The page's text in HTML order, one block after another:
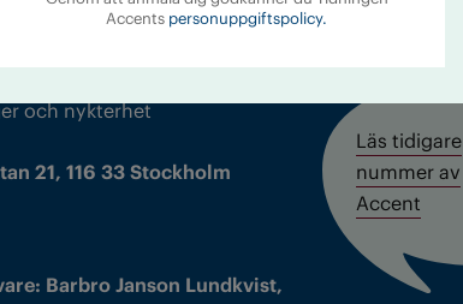
och nykterhet
21, 116 33 Stockholm
Barbro Janson Lundkvist,
Läs tidigare
nummer av
Accent
Accents personuppgiftspolicy.